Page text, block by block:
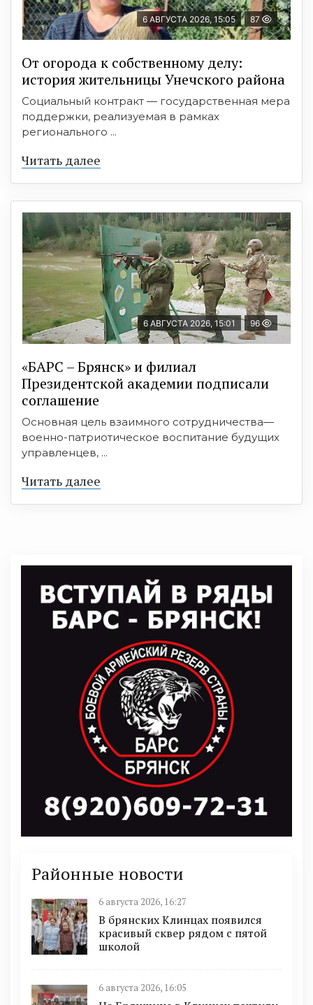
6 АВГУСТА 2026, 15:05 87
От огорода к собственному делу:
история жительницы Унечского района
Социальный контракт — государственная мера
поддержки, реализуемая в рамках
регионального ...
Читать далее
6 АВГУСТА 2026, 15:01 96
«БАРС – Брянск» и филиал
Президентской академии подписали
соглашение
Основная цель взаимного сотрудничества—
военно-патриотическое воспитание будущих
управленцев, ...
Читать далее
Районные новости
6 августа 2026, 16:27
В брянских Клинцах появился
красивый сквер рядом с пятой
школой
6 августа 2026, 16:05